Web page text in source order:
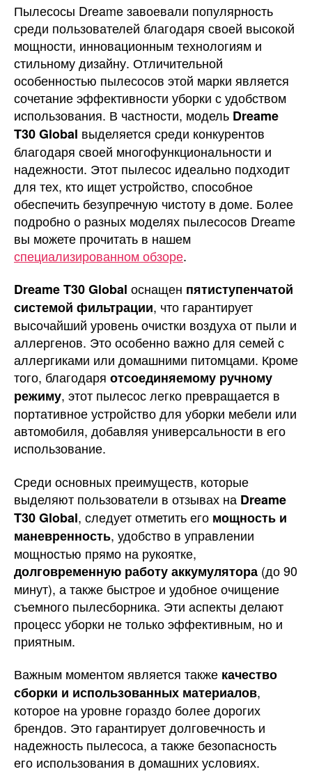
Пылесосы Dreame завоевали популярность
среди пользователей благодаря своей высокой
мощности, инновационным технологиям и
стильному дизайну. Отличительной
особенностью пылесосов этой марки является
сочетание эффективности уборки с удобством
использования. В частности, модель Dreame
T30 Global выделяется среди конкурентов
благодаря своей многофункциональности и
надежности. Этот пылесос идеально подходит
для тех, кто ищет устройство, способное
обеспечить безупречную чистоту в доме. Более
подробно о разных моделях пылесосов Dreame
вы можете прочитать в нашем
специализированном обзоре.
Dreame T30 Global оснащен пятиступенчатой
системой фильтрации, что гарантирует
высочайший уровень очистки воздуха от пыли и
аллергенов. Это особенно важно для семей с
аллергиками или домашними питомцами. Кроме
того, благодаря отсоединяемому ручному
режиму, этот пылесос легко превращается в
портативное устройство для уборки мебели или
автомобиля, добавляя универсальности в его
использование.
Среди основных преимуществ, которые
выделяют пользователи в отзывах на Dreame
T30 Global, следует отметить его мощность и
маневренность, удобство в управлении
мощностью прямо на рукоятке,
долговременную работу аккумулятора (до 90
минут), а также быстрое и удобное очищение
съемного пылесборника. Эти аспекты делают
процесс уборки не только эффективным, но и
приятным.
Важным моментом является также качество
сборки и использованных материалов,
которое на уровне гораздо более дорогих
брендов. Это гарантирует долговечность и
надежность пылесоса, а также безопасность
его использования в домашних условиях.